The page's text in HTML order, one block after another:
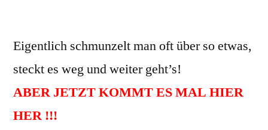
Eigentlich schmunzelt man oft über so etwas,
steckt es weg und weiter geht’s!
ABER JETZT KOMMT ES MAL HIER
HER !!!